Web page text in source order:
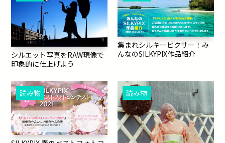
シルエット写真をRAW現像で
印象的に仕上げよう
集まれシルキーピクサー！み
んなのSILKYPIX作品紹介
読み物 読み物